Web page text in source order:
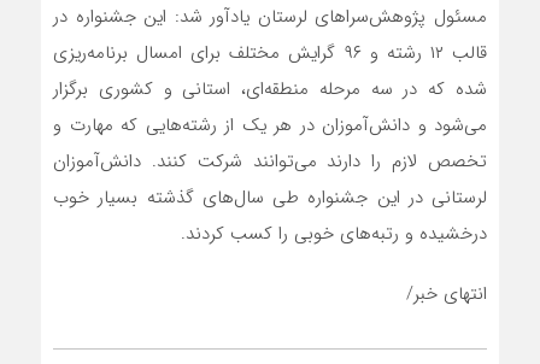
مسئول پژوهش‌سراهای لرستان یادآور شد: این جشنواره در
قالب ۱۲ رشته و ۹۶ گرایش مختلف برای امسال برنامه‌ریزی
شده که در سه مرحله منطقه‌ای، استانی و کشوری برگزار
می‌شود و دانش‌آموزان در هر یک از رشته‌هایی که مهارت و
تخصص لازم را دارند می‌توانند شرکت کنند. دانش‌آموزان
لرستانی در این جشنواره طی سال‌های گذشته بسیار خوب
درخشیده و رتبه‌های خوبی را کسب کردند.
انتهای خبر/